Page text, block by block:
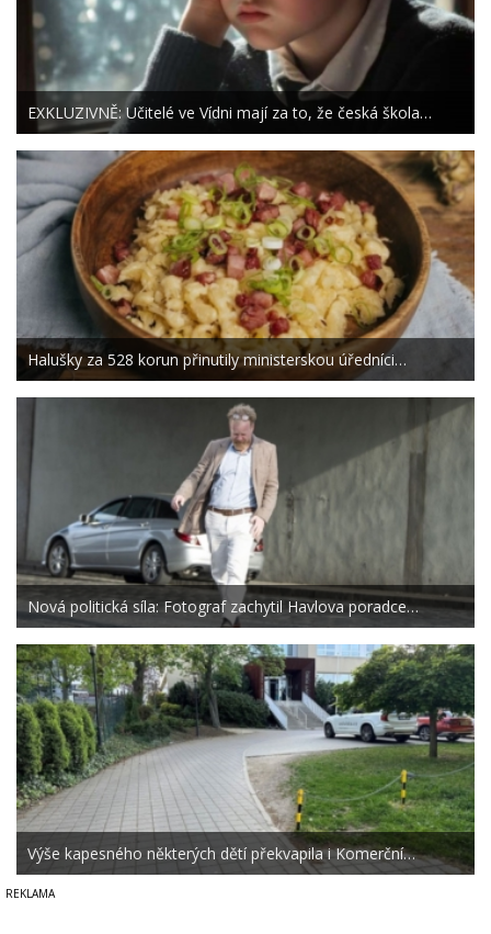
EXKLUZIVNĚ: Učitelé ve Vídni mají za to, že česká škola…
Halušky za 528 korun přinutily ministerskou úředníci…
Nová politická síla: Fotograf zachytil Havlova poradce…
Výše kapesného některých dětí překvapila i Komerční…